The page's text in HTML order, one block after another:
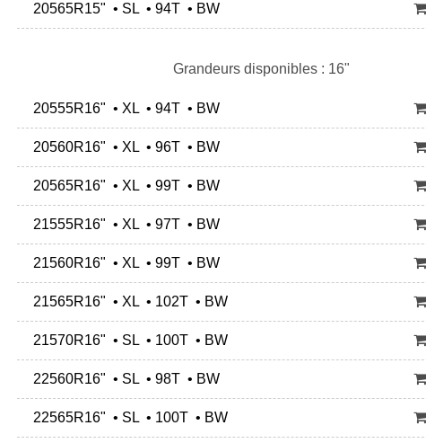
20565R15" • SL • 94T • BW
Grandeurs disponibles : 16"
20555R16" • XL • 94T • BW
20560R16" • XL • 96T • BW
20565R16" • XL • 99T • BW
21555R16" • XL • 97T • BW
21560R16" • XL • 99T • BW
21565R16" • XL • 102T • BW
21570R16" • SL • 100T • BW
22560R16" • SL • 98T • BW
22565R16" • SL • 100T • BW